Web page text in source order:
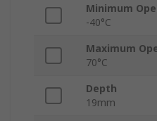
Minimum
-40°C
Maximum
70°C
Depth
19mm